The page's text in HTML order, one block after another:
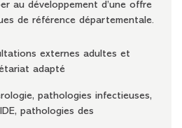
au développement d’une offre
de référence départementale.
externes adultes et
adapté
pathologies infectieuses,
pathologies des